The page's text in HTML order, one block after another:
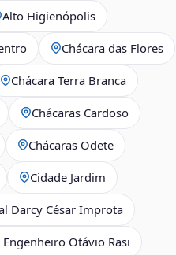
Alto Higienópolis
Chácara das Flores
Chácara Terra Branca
Chácaras Cardoso
Chácaras Odete
Cidade Jardim
Darcy César Improta
Otávio Rasi